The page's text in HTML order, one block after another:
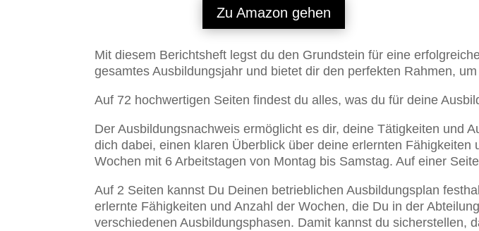
Zu Amazon gehen
Mit diesem Berichtsheft legst du den Grundstein für eine
gesamtes Ausbildungsjahr und bietet dir den perfekten Rahmen,
Auf 72 hochwertigen Seiten findest du alles, was du für deine
Der Ausbildungsnachweis ermöglicht es dir, deine Tätigkeiten und
dich dabei, einen klaren Überblick über deine erlernten
Wochen mit 6 Arbeitstagen von Montag bis Samstag. Auf einer
Auf 2 Seiten kannst Du Deinen betrieblichen Ausbildungsplan
erlernte Fähigkeiten und Anzahl der Wochen, die Du in der
verschiedenen Ausbildungsphasen. Damit kannst du sicherstellen,